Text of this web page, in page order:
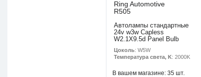
Ring Automotive
R505
Автолампы стандартные
24v w3w Capless
W2.1X9.5d Panel Bulb
Цоколь: W5W
Температура света, K: 2000K
В вашем магазине: 35 шт.